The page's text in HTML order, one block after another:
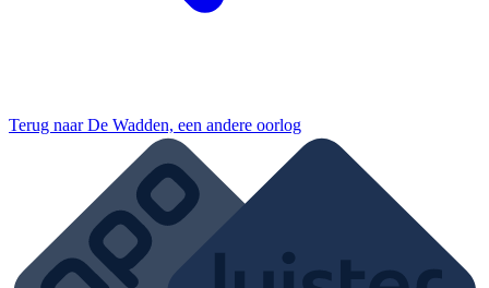
Terug naarDe Wadden, een andere oorlog